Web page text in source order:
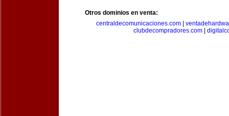
Otros dominios en venta:
centraldecomunicaciones.com
clubdecompradores.com